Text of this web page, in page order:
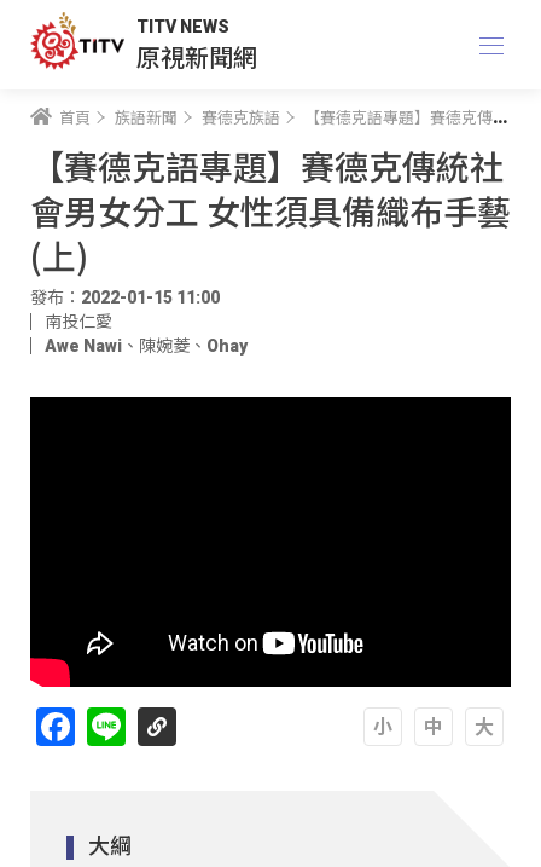
TITV NEWS
原視新聞網
首頁 族語新聞 賽德克族語 【賽德克語專題】賽德克傳統社會男女分工 女性須具備織布手藝(上)
【賽德克語專題】賽德克傳統社
會男女分工 女性須具備織布手藝
(上)
發布：2022-01-15 11:00
南投仁愛
Awe Nawi 、 陳婉菱 、 Ohay
Facebook
Line
大綱